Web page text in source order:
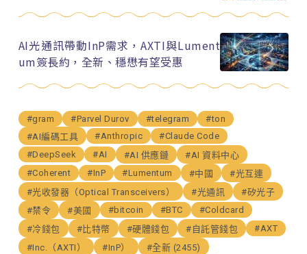
AI光通訊帶動InP需求，AXTI與Lument
um簽長約，全新、穩懋有望受惠
#gram #Parvel Durov #telegram
#ton
#AI編碼工具
#Anthropic
#Claude Code
#DeepSeek
#AI #AI 供應鏈
#AI 資料中心
#Coherent
#InP #Lumentum #中國
#光互連
#光收發器（Optical Transceivers）
#光通訊
#矽光子
#禁令
#美國 #bitcoin #BTC
#Coldcard
#冷錢包
#比特幣 #硬體錢包 #自託管錢包
#AXT
#Inc.（AXTI）
#InP）
#全新 (2455)